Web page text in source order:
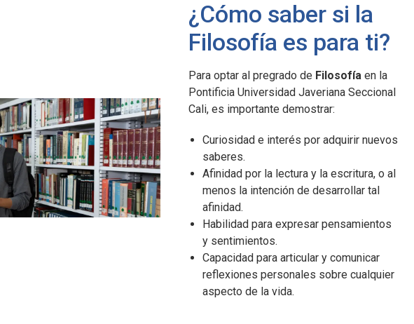
¿Cómo saber si la
Filosofía es para ti?
Para optar al pregrado de Filosofía en la
Pontificia Universidad Javeriana Seccional
Cali, es importante demostrar:
Curiosidad e interés por adquirir nuevos
saberes.
Afinidad por la lectura y la escritura, o al
menos la intención de desarrollar tal
afinidad.
Habilidad para expresar pensamientos
y sentimientos.
Capacidad para articular y comunicar
reflexiones personales sobre cualquier
aspecto de la vida.
Javeriana Cali en
24,4 m2
de campus por estudiante.
Javeriana Cali en
Cifras
1.347